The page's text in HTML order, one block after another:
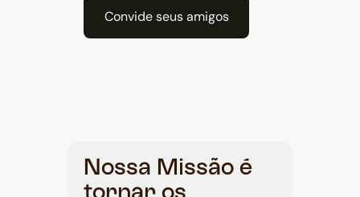
Convide seus amigos
Nossa Missão é